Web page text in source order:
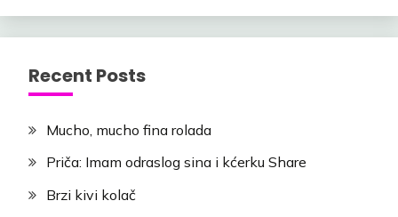
Recent Posts
Mucho, mucho fina rolada
Priča: Imam odraslog sina i kćerku Share
Brzi kivi kolač